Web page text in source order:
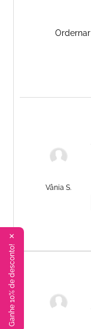
Ganhe 10% de desconto!
✕
Vânia S.